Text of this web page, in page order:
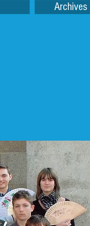
Archives